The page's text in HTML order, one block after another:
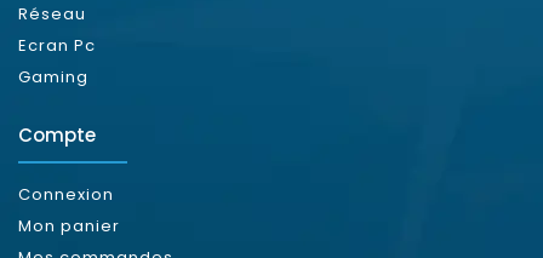
Réseau
Ecran Pc
Gaming
Compte
Connexion
Mon panier